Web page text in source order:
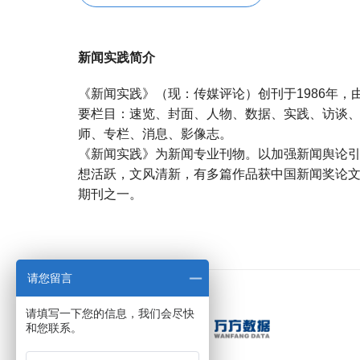
新闻实践简介
《新闻实践》（现：传媒评论）创刊于1986年
要栏目：速览、封面、人物、数据、实践、访谈
师、专栏、消息、影像志。
《新闻实践》为新闻专业刊物。以加强新闻舆论
想活跃，文风清新，有多篇作品获中国新闻奖论
期刊之一。
请您留言
请填写一下您的信息，我们会尽快
和您联系。